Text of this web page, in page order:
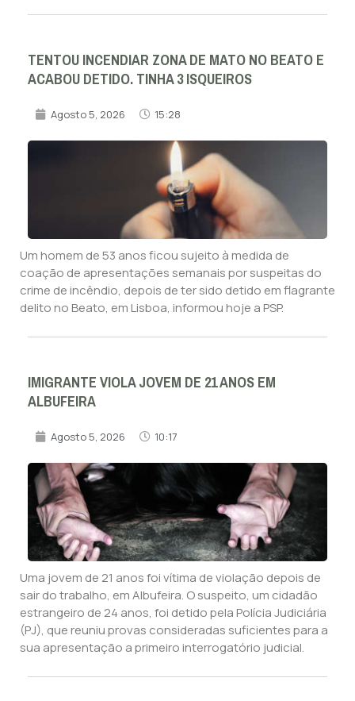
TENTOU INCENDIAR ZONA DE MATO NO BEATO E
ACABOU DETIDO. TINHA 3 ISQUEIROS
Agosto 5, 2026 15:28
Um homem de 53 anos ficou sujeito à medida de
coação de apresentações semanais por suspeitas do
crime de incêndio, depois de ter sido detido em flagrante
delito no Beato, em Lisboa, informou hoje a PSP.
IMIGRANTE VIOLA JOVEM DE 21 ANOS EM
ALBUFEIRA
Agosto 5, 2026 10:17
Uma jovem de 21 anos foi vítima de violação depois de
sair do trabalho, em Albufeira. O suspeito, um cidadão
estrangeiro de 24 anos, foi detido pela Polícia Judiciária
(PJ), que reuniu provas consideradas suficientes para a
sua apresentação a primeiro interrogatório judicial.